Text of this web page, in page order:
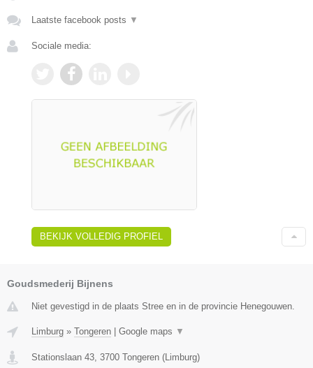
Laatste facebook posts ▼
Sociale media:
BEKIJK VOLLEDIG PROFIEL
Goudsmederij Bijnens
Niet gevestigd in de plaats Stree en in de provincie Henegouwen.
Limburg » Tongeren | Google maps ▼
Stationslaan 43 3700 Tongeren (Limburg)